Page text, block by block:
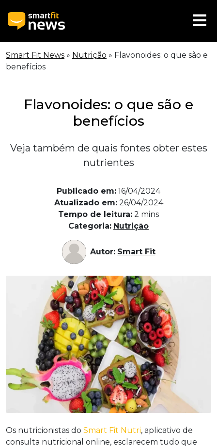
Smart Fit News » Nutrição » Flavonoides: o que são e
benefícios
Flavonoides: o que são e
benefícios
Veja também de quais fontes obter estes
nutrientes
Publicado em: 16/04/2024
Atualizado em: 26/04/2024
Tempo de leitura: 2 mins
Categoria: Nutrição
Autor: Smart Fit
Os nutricionistas do Smart Fit Nutri, aplicativo de
consulta nutricional online, esclarecem tudo que